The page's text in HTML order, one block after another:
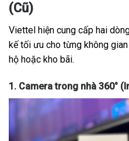
(Cũ)
Viettel hiện cung cấp hai
kế tối ưu cho từng không
hộ hoặc kho bãi.
1. Camera trong nhà 360°